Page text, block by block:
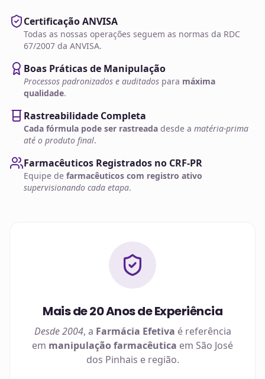
Certificação ANVISA
Todas as nossas operações seguem as normas da RDC
67/2007 da ANVISA.
Boas Práticas de Manipulação
Processos padronizados e auditados para máxima
qualidade.
Rastreabilidade Completa
Cada fórmula pode ser rastreada desde a matéria-prima
até o produto final.
Farmacêuticos Registrados no CRF-PR
Equipe de farmacêuticos com registro ativo
supervisionando cada etapa.
Mais de 20 Anos de Experiência
Desde 2004, a Farmácia Efetiva é referência
em manipulação farmacêutica em São José
dos Pinhais e região.